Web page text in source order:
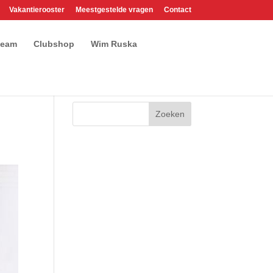
Vakantierooster Meestgestelde vragen Contact
Clubshop Wim Ruska